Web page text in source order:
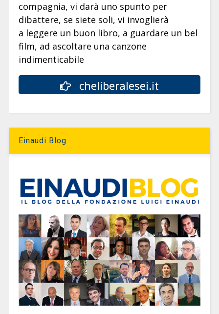
compagnia, vi darà uno spunto per
dibattere, se siete soli, vi invoglierà
a leggere un buon libro, a guardare un bel
film, ad ascoltare una canzone
indimenticabile
cheliberalesei.it
Einaudi Blog